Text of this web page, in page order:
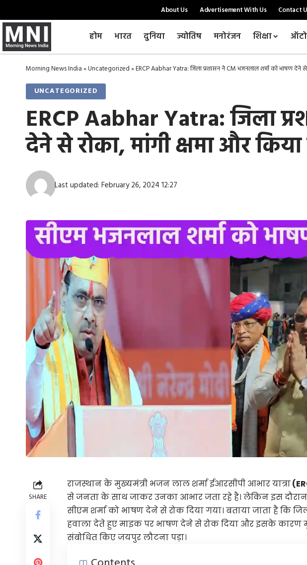
About Us Advertisement With Us Contact
होम भारत दुनिया ज्योतिष मनोरंजन शिक्षा
Morning News India»Uncategorized»ERCP Aabhar Yatra: जिला प्रशासन ने CM भजनलाल शर्मा को भाषण देने से
UNCATEGORIZED
ERCP Aabhar Yatra: जिला
देने से रोका, मांगी क्षमा और किया
Last updated: February 26, 2024 12:27
SHARE
राजस्थान के मुख्यमंत्री भजन लाल शर्मा ईआरसीपी आभार यात्रा
से जनता के साथ जाकर उनका आभार जता रहे है। लेकिन इस
सीएम शर्मा को भाषण देने से रोक दिया गया। बताया जाता है कि
हवाला देते हुए माइक पर भाषण देने से रोक दिया और इसके कारण
संबोधित किए जयपुर लौटना पड़ा।